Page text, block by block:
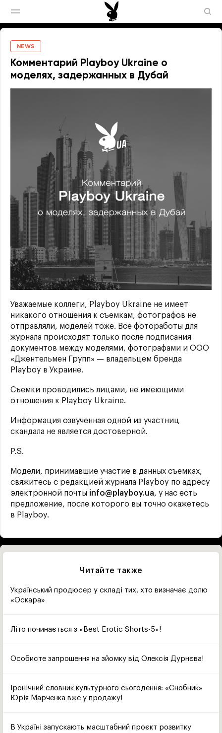
NEWS
Комментарий Playboy Ukraine о
моделях, задержанных в Дубай
Уважаемые коллеги, Playboy Ukraine не имеет
никакого отношения к съемкам, фотографов не
отправляли, моделей тоже. Все фотоработы для
журнала происходят только после подписания
документов между моделями, фотографами и ООО
«Джентельмен Групп» — владельцем бренда
Playboy в Украине.
Съемки проводились лицами, не имеющими
отношения к Playboy Ukraine.
Информация озвученная одной из участниц
скандала не является достоверной.
P.S.
Модели, принимавшие участие в данных съемках,
свяжитесь с редакцией журнала Playboy по адресу
электронной почты info@playboy.ua, у нас есть
предложение, после которого вы точно окажетесь
в Playboy.
Читайте также
Український продюсер у складі тих, хто визначає долю
«Оскара»
Літо починається з «Best Erotic Shorts-5»!
Особисте запрошення на зйомку від Олексія Дурнєва!
Іронічний словник культурного сьогодення: «Снобник»
Юрія Марченка вже у продажу!
В Україні запускають масштабний проєкт розвитку